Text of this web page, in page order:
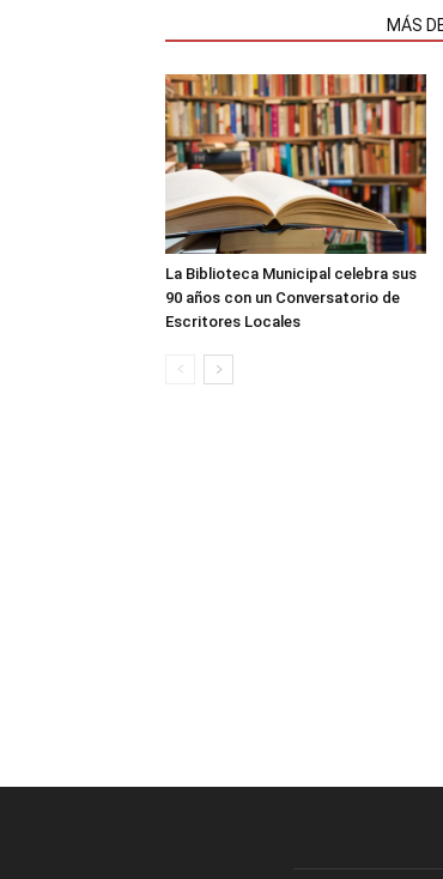
MÁS
La Biblioteca Municipal celebra sus
90 años con un Conversatorio de
Escritores Locales